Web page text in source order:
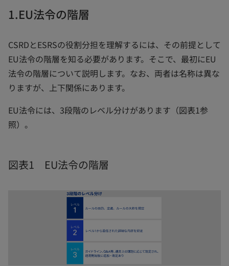
1.EU法令の階層
CSRDとESRSの役割分担を理解するには、その前提として
EU法令の階層を知る必要があります。そこで、最初にEU
法令の階層について説明します。なお、両者は名称は異な
りますが、上下関係にあります。
EU法令には、3段階のレベル分けがあります（図表1参
照）。
図表1 EU法令の階層